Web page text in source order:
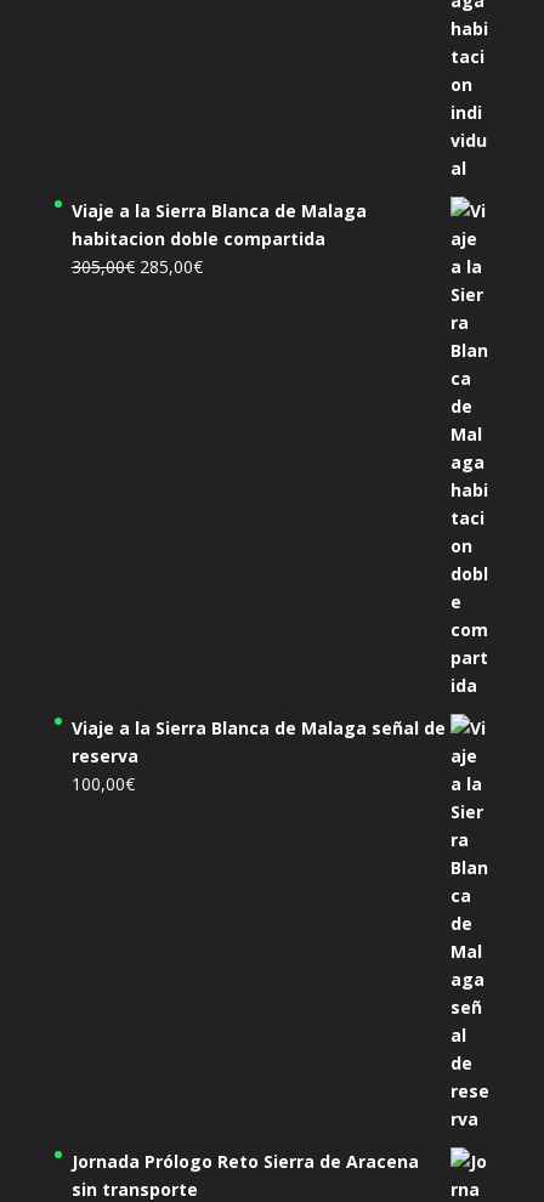
Viaje a la Sierra Blanca de Malaga
habitacion doble compartida
305,00€ El
285,00€El
Viaje a la Sierra Blanca de Malaga señal de
reserva
100,00€
Jornada Prólogo Reto Sierra de Aracena
sin transporte